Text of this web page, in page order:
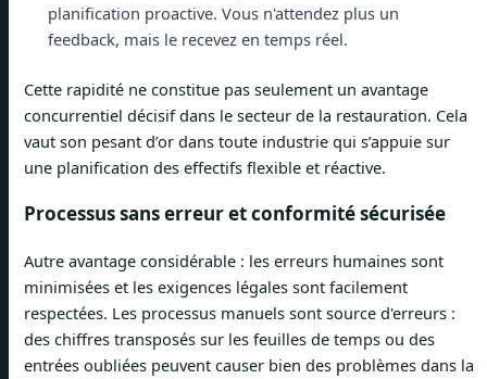
planification proactive. Vous n'attendez plus un
feedback, mais le recevez en temps réel.
Cette rapidité ne constitue pas seulement un avantage
concurrentiel décisif dans le secteur de la restauration. Cela
vaut son pesant d’or dans toute industrie qui s’appuie sur
une planification des effectifs flexible et réactive.
Processus sans erreur et conformité sécurisée
Autre avantage considérable : les erreurs humaines sont
minimisées et les exigences légales sont facilement
respectées. Les processus manuels sont source d'erreurs :
des chiffres transposés sur les feuilles de temps ou des
entrées oubliées peuvent causer bien des problèmes dans la